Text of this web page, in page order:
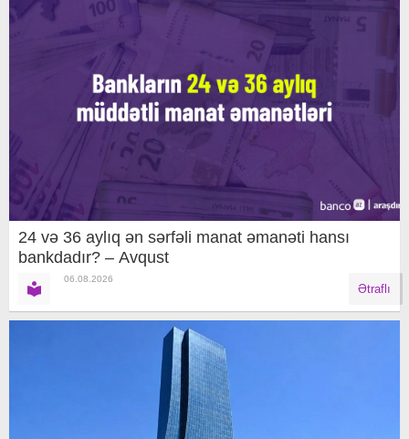
24 və 36 aylıq ən sərfəli manat əmanəti hansı
bankdadır? – Avqust
06.08.2026
Ətraflı